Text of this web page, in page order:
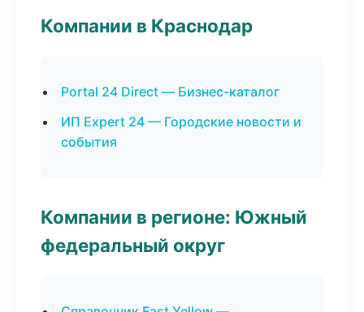
Компании в Краснодар
Portal 24 Direct — Бизнес-каталог
ИП Expert 24 — Городские новости и
события
Компании в регионе: Южный
федеральный округ